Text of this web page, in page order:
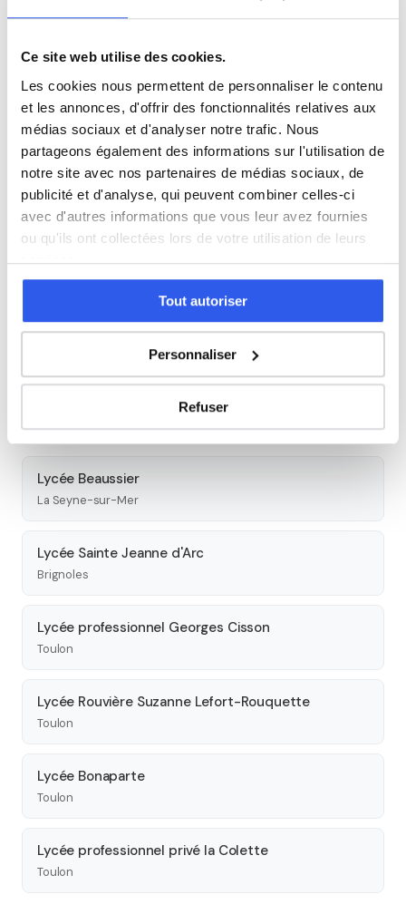
Ce site web utilise des cookies.
Les cookies nous permettent de personnaliser le contenu
et les annonces, d'offrir des fonctionnalités relatives aux
médias sociaux et d'analyser notre trafic. Nous
partageons également des informations sur l'utilisation de
notre site avec nos partenaires de médias sociaux, de
publicité et d'analyse, qui peuvent combiner celles-ci
avec d'autres informations que vous leur avez fournies
ou qu'ils ont collectées lors de votre utilisation de leurs
services.
Tout autoriser
Personnaliser
Refuser
Espagnol
Allemand
Cours par niveau
Seconde Première Terminale
Tous les cours particuliers à La Seyne-
sur-Mer
Découvrez l'ensemble de notre offre à La Seyne-sur-Mer :
Voir tous les cours à La Seyne-sur-Mer →
Autres lycées à proximité
Lycée Beaussier
La Seyne-sur-Mer
Lycée Sainte Jeanne d'Arc
Brignoles
Lycée professionnel Georges Cisson
Toulon
Lycée Rouvière Suzanne Lefort-Rouquette
Toulon
Lycée Bonaparte
Toulon
Lycée professionnel privé la Colette
Toulon